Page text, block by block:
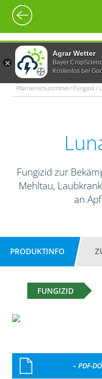
Agrar Wetter
Bayer
Kostenlos bei
Pflanzenschutzmittel / Fungizid /
Fungizid zur
Mehltau,
an
PRODUKTINFO
FUNGIZID
– PDF-